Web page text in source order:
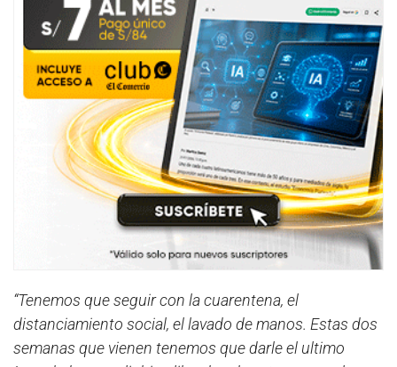
“Tenemos que seguir con la cuarentena, el
distanciamiento social, el lavado de manos. Estas dos
semanas que vienen tenemos que darle el ultimo